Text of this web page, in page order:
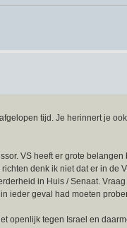
tijd. Je herinnert je
VS heeft er grote
denk ik niet dat er in de
in Huis / Senaat.
ieder geval had moeten
openlijk tegen Israel en